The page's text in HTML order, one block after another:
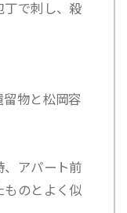
丁で刺し、殺
留物と松岡容
、アパート前
ものとよく似